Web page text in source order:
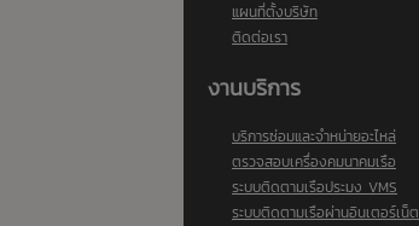
แผนที่ตั้งบริษัท
ติดต่อเรา
งานบริการ
บริการซ่อมและจำหน่ายอะไหล่
ตรวจสอบเครื่องคมนาคมเรือ
ระบบติดตามเรือประมง VMS
ระบบติดตามเรือผ่านอินเตอร์เน็ต